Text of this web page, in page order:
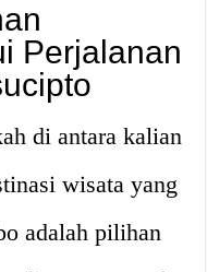
Perjalanan
di antara kalian
wisata yang
adalah pilihan